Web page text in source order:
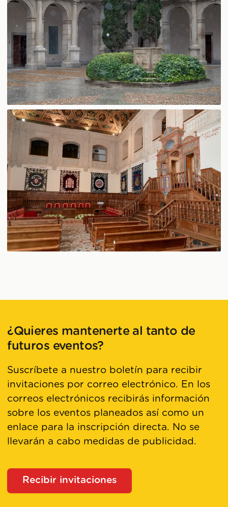
¿Quieres mantenerte al tanto de
futuros eventos?
Suscríbete a nuestro boletín para recibir
invitaciones por correo electrónico. En los
correos electrónicos recibirás información
sobre los eventos planeados así como un
enlace para la inscripción directa. No se
llevarán a cabo medidas de publicidad.
Recibir invitaciones